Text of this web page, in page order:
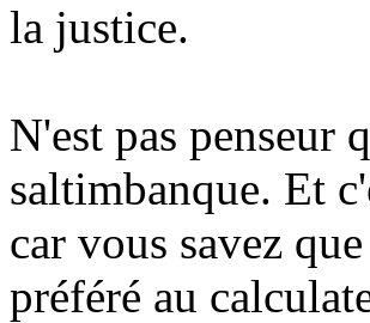
la justice.
N'est pas penseur
saltimbanque. Et
car vous savez
préféré au